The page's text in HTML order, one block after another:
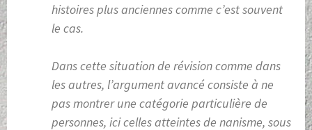
histoires plus anciennes comme c’est souvent
le cas.
Dans cette situation de révision comme dans
les autres, l’argument avancé consiste à ne
pas montrer une catégorie particulière de
personnes, ici celles atteintes de nanisme, sous